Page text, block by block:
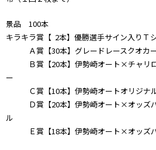
景品 100本
キラキラ賞【 2本】優勝選手サイン入りＴ
Ａ賞【30本】グレードレースクオカ
Ｂ賞【20本】伊勢崎オート×チャリロ
ー
Ｃ賞【10本】伊勢崎オートオリジナ
Ｄ賞【20本】伊勢崎オート×オッズパ
ル
Ｅ賞【18本】伊勢崎オート×オッズパ